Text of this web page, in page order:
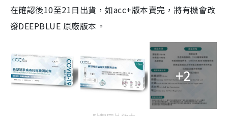
在確認後10至21日出貨，如acc+版本賣完，將有機會改
發DEEPBLUE 原廠版本。
+2